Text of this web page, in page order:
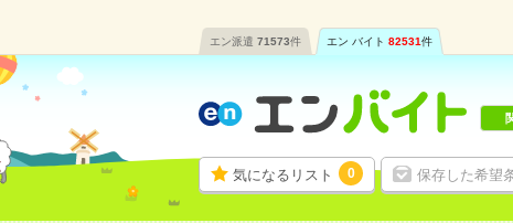
エン派遣 71573件 エン バイト 82531件
気になるリスト 0 保存した希望